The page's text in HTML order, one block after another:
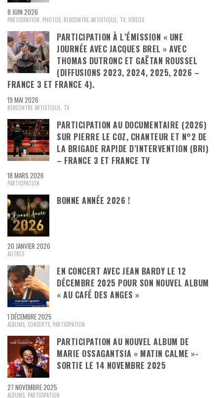
8 JUIN 2026
PARTICIPATION PHOTOS RENCONTRE ARTISTIQUE TV VIDEOS
PARTICIPATION À L’ÉMISSION « UNE
JOURNÉE AVEC JACQUES BREL » AVEC
THOMAS DUTRONC ET GAËTAN ROUSSEL
(DIFFUSIONS 2023, 2024, 2025, 2026 –
FRANCE 3 ET FRANCE 4).
19 MAI 2026
RENCONTRE ARTISTIQUE TV
PARTICIPATION AU DOCUMENTAIRE (2026)
SUR PIERRE LE COZ, CHANTEUR ET N°2 DE
LA BRIGADE RAPIDE D’INTERVENTION (BRI)
– FRANCE 3 ET FRANCE TV
18 MARS 2026
PARTICIPATION
BONNE ANNÉE 2026 !
20 JANVIER 2026
AUTRES
EN CONCERT AVEC JEAN BARDY LE 12
DÉCEMBRE 2025 POUR SON NOUVEL ALBUM
« AU CAFÉ DES ANGES »
1 DÉCEMBRE 2025
ALBUMS CONCERTS PARTICIPATION
PARTICIPATION AU NOUVEL ALBUM DE
MARIE OSSAGANTSIA « MATIN CALME »-
SORTIE LE 14 NOVEMBRE 2025
27 NOVEMBRE 2025
ALBUMS PARTICIPATION